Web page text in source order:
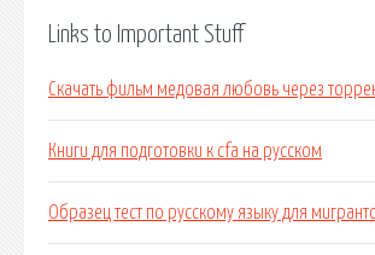
Links to Important Stuff
Скачать фильм медовая любовь через
Книги для подготовки к cfa на русском
Образец тест по русскому языку для